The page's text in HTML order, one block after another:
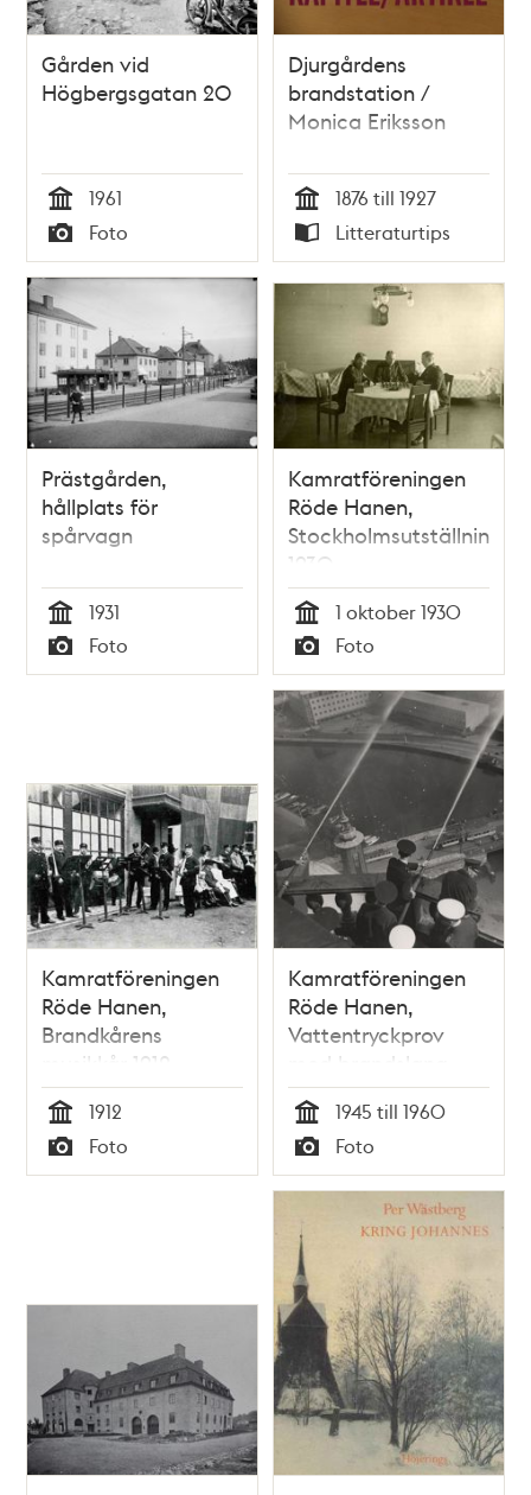
Gården vid
Högbergsgatan 20
Tid
1961
Typ
Foto
Djurgårdens
brandstation /
Monica Eriksson
Tid
1876 till 1927
Typ
Litteraturtips
Prästgården,
hållplats för
spårvagn
Tid
1931
Typ
Foto
Kamratföreningen
Röde Hanen,
Stockholmsutställningen
1930
Tid
1 oktober 1930
Typ
Foto
Kamratföreningen
Röde Hanen,
Brandkårens
musikkår 1912
Tid
1912
Typ
Foto
Kamratföreningen
Röde Hanen,
Vattentryckprov
med brandslang
Tid
1945 till 1960
Typ
Foto